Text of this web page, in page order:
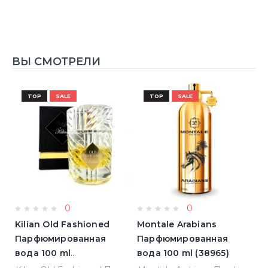
ВЫ СМОТРЕЛИ
TOP SALE
0
Kilian Old Fashioned
Парфюмированная
вода 100 ml
TOP SALE
0
Montale Arabians
Парфюмированная
вода 100 ml (38965)